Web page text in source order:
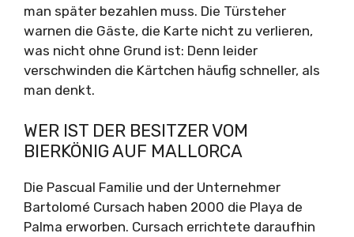
man später bezahlen muss. Die Türsteher
warnen die Gäste, die Karte nicht zu verlieren,
was nicht ohne Grund ist: Denn leider
verschwinden die Kärtchen häufig schneller, als
man denkt.
WER IST DER BESITZER VOM
BIERKÖNIG AUF MALLORCA
Die Pascual Familie und der Unternehmer
Bartolomé Cursach haben 2000 die Playa de
Palma erworben. Cursach errichtete daraufhin